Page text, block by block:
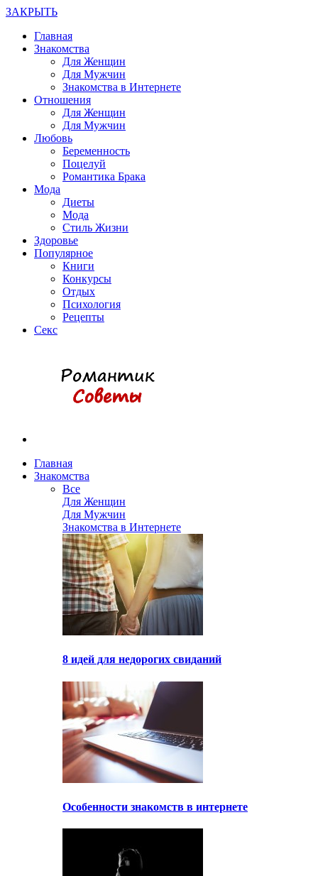
ЗАКРЫТЬ
Главная
Знакомства
Для Женщин
Для Мужчин
Знакомства в Интернете
Отношения
Для Женщин
Для Мужчин
Любовь
Беременность
Поцелуй
Романтика Брака
Мода
Диеты
Мода
Стиль Жизни
Здоровье
Популярное
Книги
Конкурсы
Отдых
Психология
Рецепты
Секс
Главная
Знакомства
Все
Для Женщин
Для Мужчин
Знакомства в Интернете
8 идей для недорогих свиданий
Особенности знакомств в интернете